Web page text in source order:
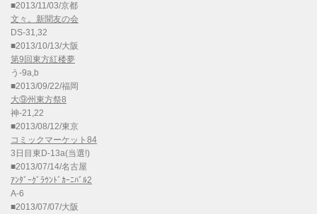
■2013/11/03/京都
文々。新聞友の会
DS-31,32
■2013/10/13/大阪
第9回東方紅楼夢
う-9a,b
■2013/09/22/福岡
大⑨州東方祭8
神-21,22
■2013/08/12/東京
コミックマーケット84
3日目東D-13a(当選!)
■2013/07/14/名古屋
ｱﾝﾀﾞｰｸﾞﾗｳﾝﾄﾞｶｰﾆﾊﾞﾙ2
A-6
■2013/07/07/大阪